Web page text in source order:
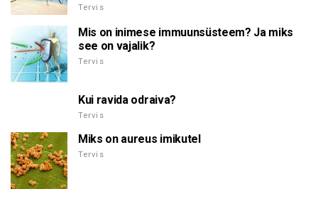
Tervis
Mis on inimese immuunsüsteem? Ja miks
see on vajalik?
Tervis
Kui ravida odraiva?
Tervis
Miks on aureus imikutel
Tervis